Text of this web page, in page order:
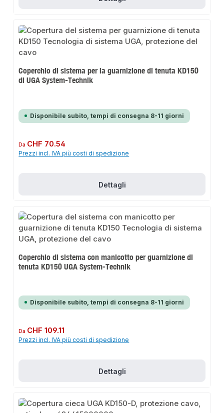
Coperchio di sistema per la guarnizione di tenuta KD150
di UGA System-Technik
Disponibile subito, tempi di consegna 8-11 giorni
Prezzo normale:
Da CHF 70.54
Prezzi incl. IVA più costi di spedizione
Dettagli
Coperchio di sistema con manicotto per guarnizione di
tenuta KD150 UGA System-Technik
Disponibile subito, tempi di consegna 8-11 giorni
Prezzo normale:
Da CHF 109.11
Prezzi incl. IVA più costi di spedizione
Dettagli